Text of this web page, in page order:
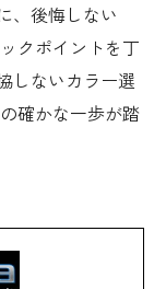
、後悔しない
クポイントを丁
しないカラー選
確かな一歩が踏